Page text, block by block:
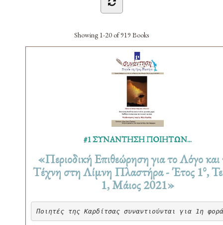
Showing 1-20 of 919 Books
#1 ΣΥΝΑΝΤΗΣΗ ΠΟΙΗΤΩΝ...
«Περιοδική Επιθεώρηση για το Λόγο και
Τέχνη στη Λίμνη Πλαστήρα - Έτος 1ο,
1, Μάιος 2021»
Ποιητές της Καρδίτσας συναντιούνται για 1η